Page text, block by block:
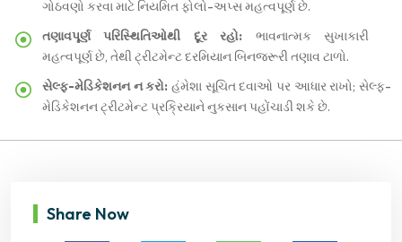
ગોઠવણો કરવા માટે નિયમિત ફોલો-અપ્સ મહત્વપૂર્ણ છે.
તણાવપૂર્ણ પરિસ્થિતિઓથી દૂર રહો: ભાવનાત્મક સુખાકારી
મહત્વપૂર્ણ છે, તેથી ટ્રીટમેન્ટ દરમિયાન બિનજરૂરી તણાવ ટાળો.
સેલ્ફ-મેડિકેશનન ન કરો: હંમેશા સૂચિત દવાઓ પર આધાર રાખો; સેલ્ફ-
મેડિકેશનન ટ્રીટમેન્ટ પ્રક્રિયાને નુકસાન પહોંચાડી શકે છે.
Share Now